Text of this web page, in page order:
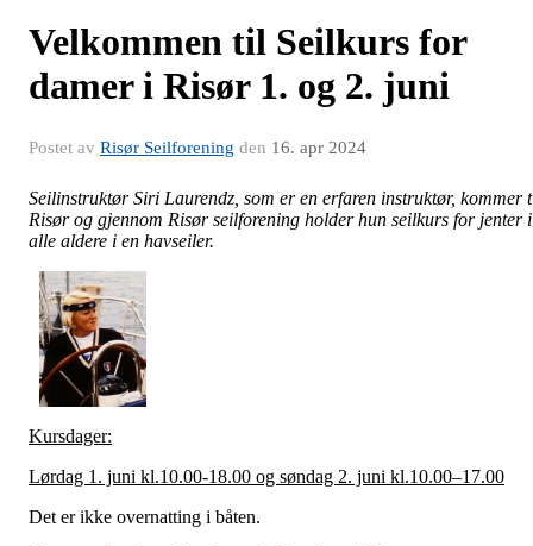
Velkommen til Seilkurs for
damer i Risør 1. og 2. juni
Postet av Risør Seilforening den 16. apr 2024
Seilinstruktør Siri Laurendz, som er en erfaren instruktør, kommer
Risør og gjennom Risør seilforening holder hun seilkurs for jenter i
alle aldere i en havseiler.
Kursdager:
Lørdag 1. juni kl.10.00-18.00 og søndag 2. juni kl.10.00–17.00
Det er ikke overnatting i båten.